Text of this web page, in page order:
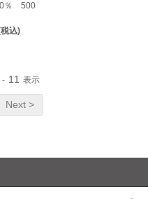
％ 500
込)
- 11 表示
Next >